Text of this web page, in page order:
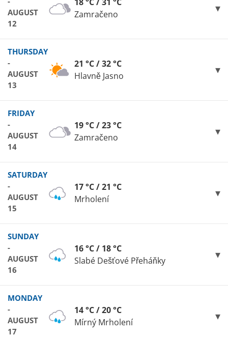
AUGUST
12
Zamračeno
THURSDAY
-
AUGUST
13
21 °C / 32 °C
Hlavně Jasno
FRIDAY
-
AUGUST
14
19 °C / 23 °C
Zamračeno
SATURDAY
-
AUGUST
15
17 °C / 21 °C
Mrholení
SUNDAY
-
AUGUST
16
16 °C / 18 °C
Slabé Dešťové Přeháňky
MONDAY
-
AUGUST
17
14 °C / 20 °C
Mírný Mrholení